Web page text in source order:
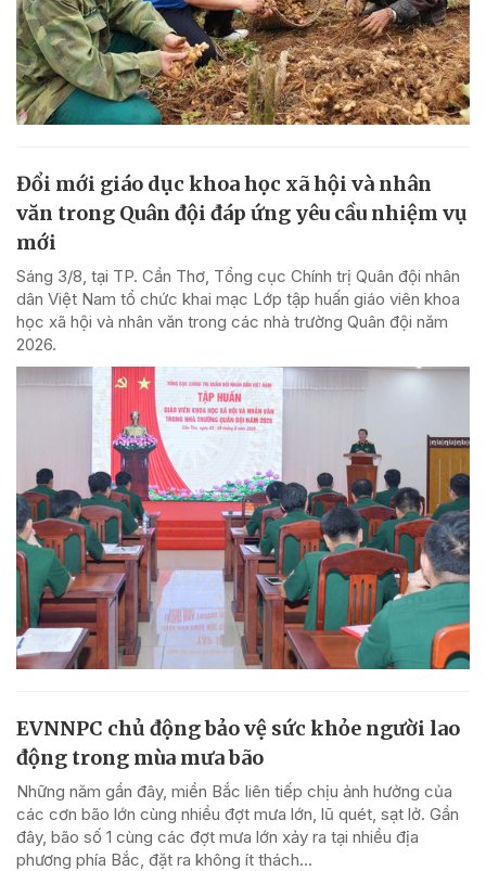
Đổi mới giáo dục khoa học xã hội và nhân
văn trong Quân đội đáp ứng yêu cầu nhiệm vụ
mới
Sáng 3/8, tại TP. Cần Thơ, Tổng cục Chính trị Quân đội nhân
dân Việt Nam tổ chức khai mạc Lớp tập huấn giáo viên khoa
học xã hội và nhân văn trong các nhà trường Quân đội năm
2026.
EVNNPC chủ động bảo vệ sức khỏe người lao
động trong mùa mưa bão
Những năm gần đây, miền Bắc liên tiếp chịu ảnh hưởng của
các cơn bão lớn cùng nhiều đợt mưa lớn, lũ quét, sạt lở. Gần
đây, bão số 1 cùng các đợt mưa lớn xảy ra tại nhiều địa
phương phía Bắc, đặt ra không ít thách...